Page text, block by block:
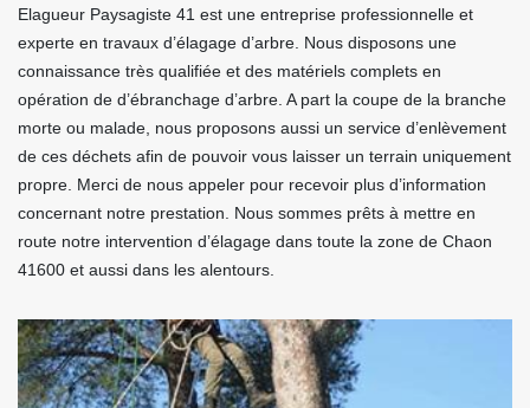
Elagueur Paysagiste 41 est une entreprise professionnelle et
experte en travaux d’élagage d’arbre. Nous disposons une
connaissance très qualifiée et des matériels complets en
opération de d’ébranchage d’arbre. A part la coupe de la branche
morte ou malade, nous proposons aussi un service d’enlèvement
de ces déchets afin de pouvoir vous laisser un terrain uniquement
propre. Merci de nous appeler pour recevoir plus d’information
concernant notre prestation. Nous sommes prêts à mettre en
route notre intervention d’élagage dans toute la zone de Chaon
41600 et aussi dans les alentours.